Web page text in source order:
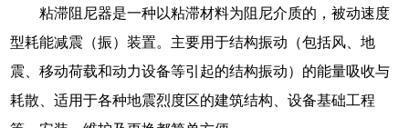
粘滞阻尼器是一种以粘滞材料为阻尼介质的，被动速度
型耗能减震（振）装置。主要用于结构振动（包括风、地
震、移动荷载和动力设备等引起的结构振动）的能量吸收与
耗散、适用于各种地震烈度区的建筑结构、设备基础工程